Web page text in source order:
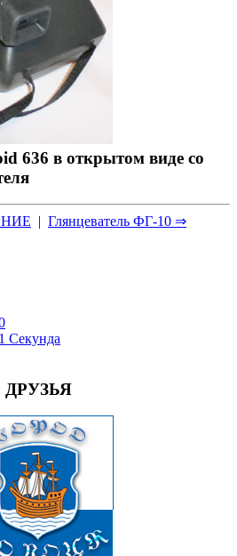
636 в открытом виде со
| Глянцеватель ФГ-10 ⇒
Секунда
ДРУЗЬЯ